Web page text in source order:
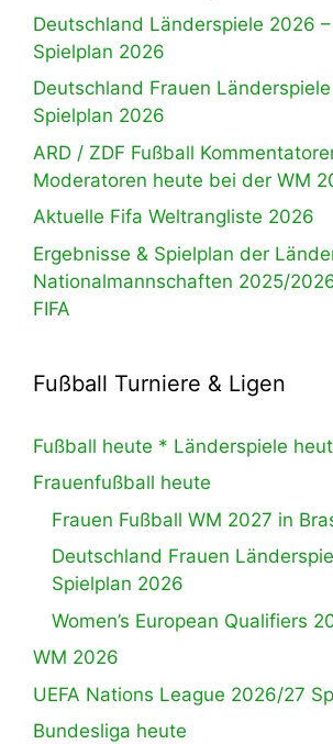
Deutschland Länderspiele 2026
Spielplan 2026
Deutschland Frauen
Spielplan 2026
ARD / ZDF Fußball
Moderatoren heute bei der WM
Aktuelle Fifa Weltrangliste 2026
Ergebnisse & Spielplan der
Nationalmannschaften 2025/
FIFA
Fußball Turniere & Ligen
Fußball heute * Länderspiele
Frauenfußball heute
Frauen Fußball WM 2027 in
Deutschland Frauen
Spielplan 2026
Women’s European Qualifiers
WM 2026
UEFA Nations League 2026/27
Bundesliga heute